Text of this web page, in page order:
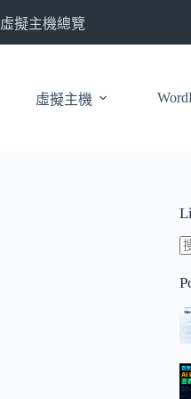
虛擬主機總覽
虛擬主機